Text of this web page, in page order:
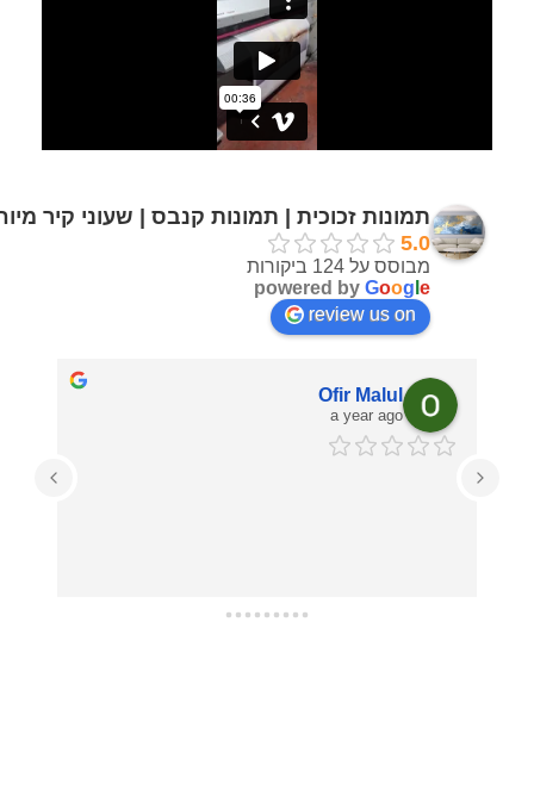
תמונות זכוכית | תמונות קנבס | שעוני קיר
5.0
מבוסס על 124 ביקורות
powered by Goog e
review us on
ליאם נועם
a year ago